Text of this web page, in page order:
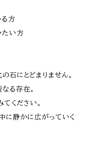
方
たい方
石にとどまりません。
る存在。
ください。
に静かに広がっていく